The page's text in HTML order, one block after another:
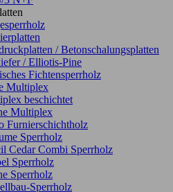
/ Betonschalungsplatten
/ Elliotis-Pine
Fichtensperrholz
Multiplex
beschichtet
Multiplex
Furnierschichtholz
Sperrholz
Cedar Combi Sperrholz
Sperrholz
Sperrholz
Sperrholz